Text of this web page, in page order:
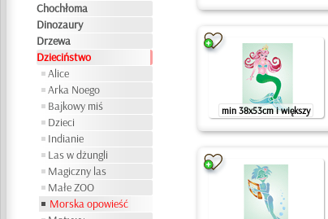
Chochłoma
Dinozaury
Drzewa
Dzieciństwo
Alice
Arka Noego
Bajkowy miś
Dzieci
Indianie
Las w dżungli
Magiczny las
Małe ZOO
Morska opowieść
min 38x53cm i większy